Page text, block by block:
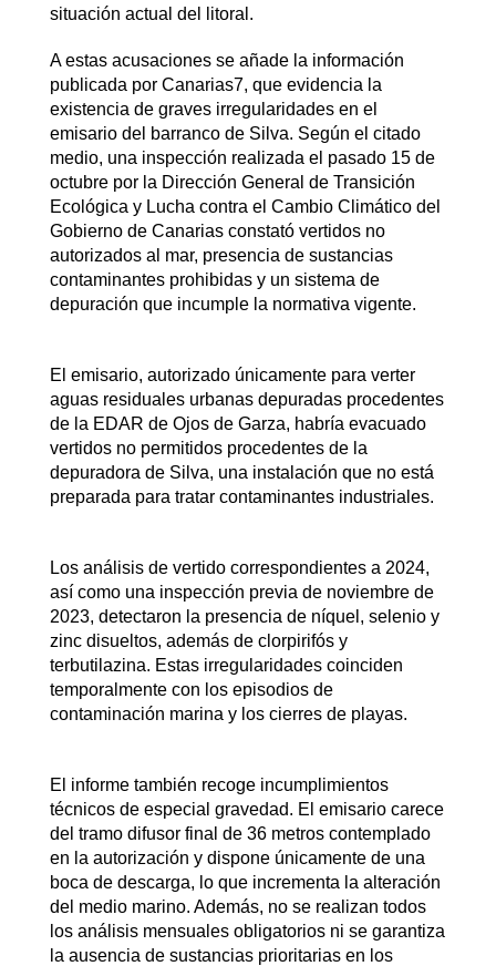
situación actual del litoral.
A estas acusaciones se añade la información
publicada por Canarias7, que evidencia la
existencia de graves irregularidades en el
emisario del barranco de Silva. Según el citado
medio, una inspección realizada el pasado 15 de
octubre por la Dirección General de Transición
Ecológica y Lucha contra el Cambio Climático del
Gobierno de Canarias constató vertidos no
autorizados al mar, presencia de sustancias
contaminantes prohibidas y un sistema de
depuración que incumple la normativa vigente.
El emisario, autorizado únicamente para verter
aguas residuales urbanas depuradas procedentes
de la EDAR de Ojos de Garza, habría evacuado
vertidos no permitidos procedentes de la
depuradora de Silva, una instalación que no está
preparada para tratar contaminantes industriales.
Los análisis de vertido correspondientes a 2024,
así como una inspección previa de noviembre de
2023, detectaron la presencia de níquel, selenio y
zinc disueltos, además de clorpirifós y
terbutilazina. Estas irregularidades coinciden
temporalmente con los episodios de
contaminación marina y los cierres de playas.
El informe también recoge incumplimientos
técnicos de especial gravedad. El emisario carece
del tramo difusor final de 36 metros contemplado
en la autorización y dispone únicamente de una
boca de descarga, lo que incrementa la alteración
del medio marino. Además, no se realizan todos
los análisis mensuales obligatorios ni se garantiza
la ausencia de sustancias prioritarias en los